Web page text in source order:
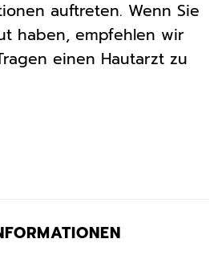
auftreten. Wenn Sie
haben, empfehlen wir
einen Hautarzt zu